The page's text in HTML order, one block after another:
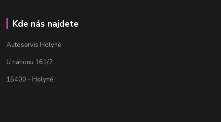
Kde nás najdete
Autoservis Holyně
U náhonu 161/2
15400 - Holyně